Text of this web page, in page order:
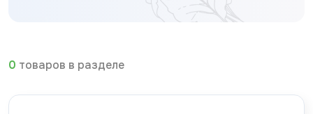
0 товаров в разделе